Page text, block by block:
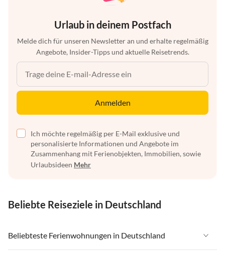
Urlaub in deinem Postfach
Melde dich für unseren Newsletter an und erhalte regelmäßig
Angebote, Insider-Tipps und aktuelle Reisetrends.
Anmelden
Ich möchte regelmäßig per E-Mail exklusive und
personalisierte Informationen und Angebote im
Zusammenhang mit Ferienobjekten, Immobilien, sowie
Urlaubsideen Mehr
Beliebte Reiseziele in Deutschland
Beliebteste Ferienwohnungen in Deutschland